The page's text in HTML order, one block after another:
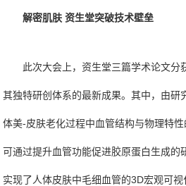
解密肌肤 资生堂突破技术壁垒
此次大会上，资生堂三篇学术论文分
其独特研创体系的最新成果。其中，由研
体美-皮肤老化过程中血管结构与物理特
可通过提升血管功能促进胶原蛋白生成的
实现了人体皮肤中毛细血管的3D宏观可